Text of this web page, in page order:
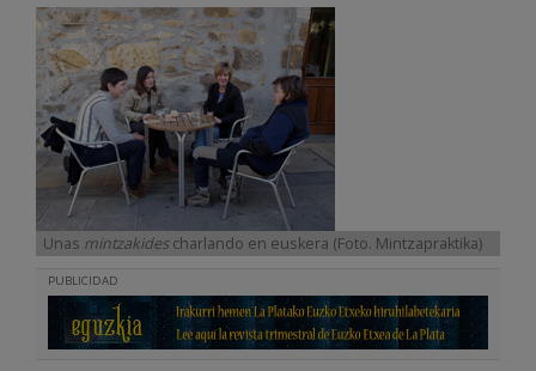
Unas mintzakides charlando en euskera (Foto. Mintzapraktika)
PUBLICIDAD